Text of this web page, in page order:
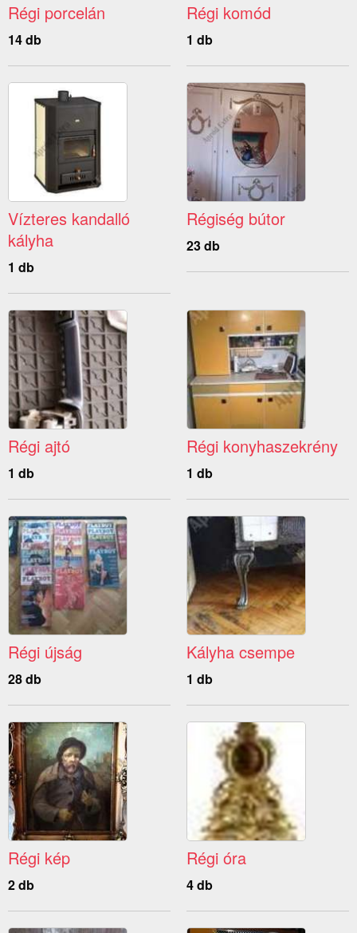
Régi porcelán
14 db
Régi komód
1 db
Vízteres kandalló
kályha
1 db
Régiség bútor
23 db
Régi ajtó
1 db
Régi konyhaszekrény
1 db
Régi újság
28 db
Kályha csempe
1 db
Régi kép
2 db
Régi óra
4 db